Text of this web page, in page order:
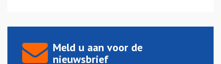
Meld u aan voor de
nieuwsbrief